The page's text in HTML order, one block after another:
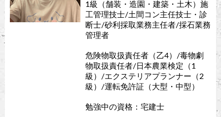
1級（舗装・造園・建築・土木）施
工管理技士/土間コン主任技士・診
断士/砂利採取業務主任者/採石業務
管理者
危険物取扱責任者（乙4）/毒物劇
物取扱責任者/日本農業検定（1
級）/エクステリアプランナー（2
級）/運転免許証（大型・中型）
勉強中の資格：宅建士